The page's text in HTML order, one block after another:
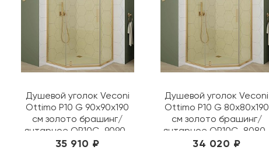
Душевой уголок Veconi
Ottimo P10 G 90х90х190
см золото брашинг/
янтарное OP10G-9090-
14-C9
35 910 ₽
Душевой уголок Veconi
Ottimo P10 G 80х80х190
см золото брашинг/
янтарное OP10G-8080-
14-C9
34 020 ₽